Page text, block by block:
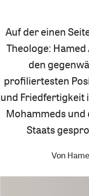
Auf der einen
Theologe:
den
profiliertesten
und Friedfertigkeit
Mohammeds
Staats
Von